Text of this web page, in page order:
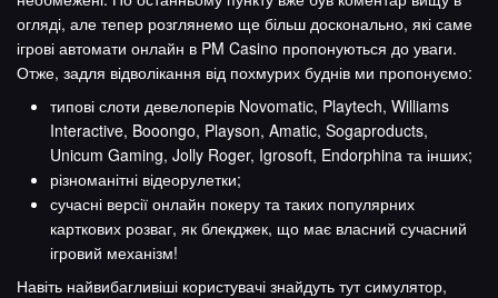
огляді, але тепер розглянемо ще більш досконально, які саме
ігрові автомати онлайн в PM Casino пропонуються до уваги.
Отже, задля відволікання від похмурих буднів ми пропонуємо:
типові слоти девелоперів Novomatic, Playtech, Williams
Interactive, Booongo, Playson, Amatic, Sogaproducts,
Unicum Gaming, Jolly Roger, Igrosoft, Endorphina та інших;
різноманітні відеорулетки;
сучасні версії онлайн покеру та таких популярних
карткових розваг, як блекджек, що має власний сучасний
ігровий механізм!
Навіть найвибагливіші користувачі знайдуть тут симулятор,